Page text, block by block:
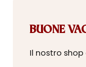
BUONE
Il nostro shop